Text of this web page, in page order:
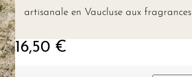
artisanale en Vaucluse aux fragrances
16,50 €